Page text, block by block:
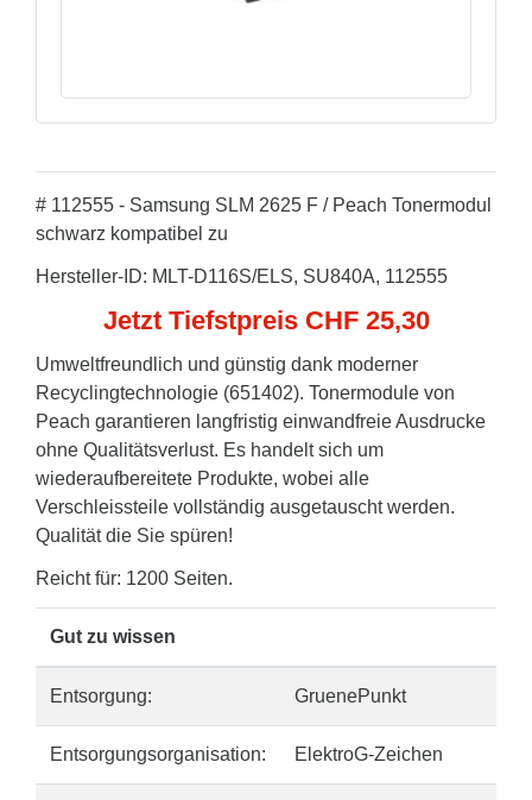
# 112555 - Samsung SLM 2625 F / Peach Tonermodul
schwarz kompatibel zu
Hersteller-ID: MLT-D116S/ELS, SU840A, 112555
Jetzt Tiefstpreis CHF 25,30
Umweltfreundlich und günstig dank moderner
Recyclingtechnologie (651402). Tonermodule von
Peach garantieren langfristig einwandfreie Ausdrucke
ohne Qualitätsverlust. Es handelt sich um
wiederaufbereitete Produkte, wobei alle
Verschleissteile vollständig ausgetauscht werden.
Qualität die Sie spüren!
Reicht für: 1200 Seiten.
Gut zu wissen
Entsorgung: GruenePunkt
Entsorgungsorganisation: ElektroG-Zeichen